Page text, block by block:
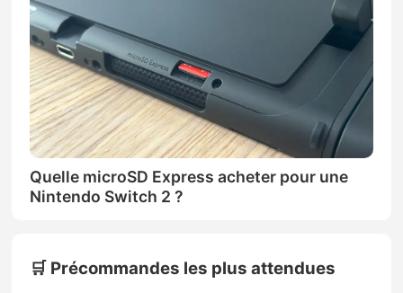
Quelle microSD Express acheter pour une
Nintendo Switch 2 ?
🛒 Précommandes les plus attendues